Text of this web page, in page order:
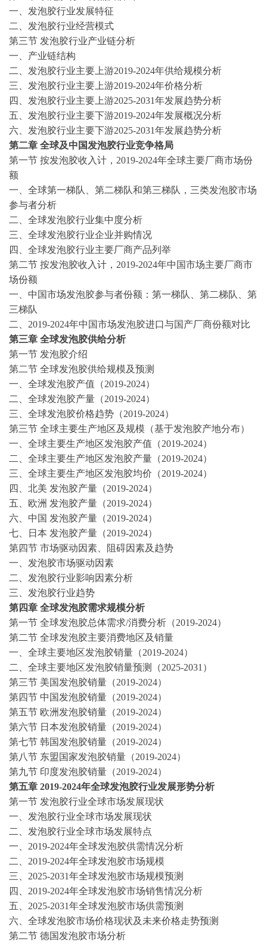
一、 发泡胶行业发展特征
二、 发泡胶行业经营模式
第三节 发泡胶行业产业链分析
一、产业链结构
二、 发泡胶行业主要上游2019-2024年供给规模分析
三、 发泡胶行业主要上游2019-2024年价格分析
四、 发泡胶行业主要上游2025-2031年发展趋势分析
五、 发泡胶行业主要下游2019-2024年发展概况分析
六、 发泡胶行业主要下游2025-2031年发展趋势分析
第二章 全球及中国发泡胶行业竞争格局
第一节 按发泡胶收入计， 2019-2024年全球主要厂商市场份
额
一、全球第一梯队、第二梯队和第三梯队，三类发泡胶市场
参与者分析
二、全球发泡胶行业集中度分析
三、全球发泡胶行业企业并购情况
四、全球发泡胶行业主要厂商产品列举
第二节 按发泡胶收入计， 2019-2024年中国市场主要厂商市
场份额
一、中国市场发泡胶参与者份额：第一梯队、第二梯队、第
三梯队
二、 2019-2024年中国市场发泡胶进口与国产厂商份额对比
第三章 全球发泡胶供给分析
第一节 发泡胶介绍
第二节 全球发泡胶供给规模及预测
一、全球发泡胶产值（2019-2024）
二、全球发泡胶产量（2019-2024）
三、全球发泡胶价格趋势（2019-2024）
第三节 全球主要生产地区及规模（基于发泡胶产地分布）
一、全球主要生产地区发泡胶产值（2019-2024）
二、全球主要生产地区发泡胶产量（2019-2024）
三、全球主要生产地区发泡胶均价（2019-2024）
四、北美 发泡胶产量（2019-2024）
五、欧洲 发泡胶产量（2019-2024）
六、中国 发泡胶产量（2019-2024）
七、日本 发泡胶产量（2019-2024）
第四节 市场驱动因素、阻碍因素及趋势
一、 发泡胶市场驱动因素
二、 发泡胶行业影响因素分析
三、 发泡胶行业趋势
第四章 全球发泡胶需求规模分析
第一节 全球发泡胶总体需求/消费分析（2019-2024）
第二节 全球发泡胶主要消费地区及销量
一、全球主要地区发泡胶销量（2019-2024）
二、全球主要地区发泡胶销量预测（2025-2031）
第三节 美国发泡胶销量（2019-2024）
第四节 中国发泡胶销量（2019-2024）
第五节 欧洲发泡胶销量（2019-2024）
第六节 日本发泡胶销量（2019-2024）
第七节 韩国发泡胶销量（2019-2024）
第八节 东盟国家发泡胶销量（2019-2024）
第九节 印度发泡胶销量（2019-2024）
第五章 2019-2024年全球发泡胶行业发展形势分析
第一节 发泡胶行业全球市场发展现状
一、 发泡胶行业全球市场发展现状
二、 发泡胶行业全球市场发展特点
一、 2019-2024年全球发泡胶供需情况分析
二、 2019-2024年全球发泡胶市场规模
三、 2025-2031年全球发泡胶市场规模预测
四、 2019-2024年全球发泡胶市场销售情况分析
五、 2025-2031年全球发泡胶市场供需预测
六、全球发泡胶市场价格现状及未来价格走势预测
第二节 德国发泡胶市场分析